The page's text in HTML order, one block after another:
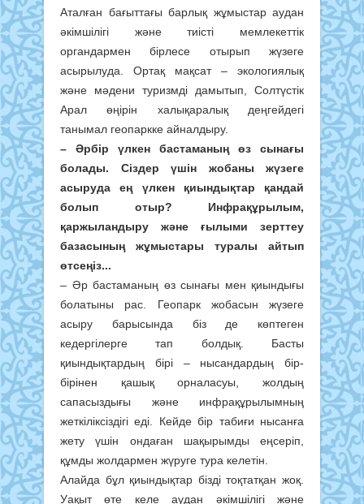
Аталған бағыттағы барлық жұмыстар аудан
әкімшілігі және тиісті мемлекеттік
органдармен бірлесе отырып жүзеге
асырылуда. Ортақ мақсат – экологиялық
және мәдени туризмді дамытып, Солтүстік
Арал өңірін халықаралық деңгейдегі
танымал геопаркке айналдыру.
– Әрбір үлкен бастаманың өз сынағы
болады. Сіздер үшін жобаны жүзеге
асыруда ең үлкен қиындықтар қандай
болып отыр? Инфрақұрылым,
қаржыландыру және ғылыми зерттеу
базасының жұмыстары туралы айтып
өтсеңіз...
– Әр бастаманың өз сынағы мен қиындығы
болатыны рас. Геопарк жобасын жүзеге
асыру барысында біз де көптеген
кедергілерге тап болдық. Басты
қиындықтардың бірі – нысандардың бір-
бірінен қашық орналасуы, жолдың
сапасыздығы және инфрақұрылымның
жеткіліксіздігі еді. Кейде бір табиғи нысанға
жету үшін ондаған шақырымды еңсеріп,
құмды жолдармен жүруге тура келетін.
Алайда бұл қиындықтар бізді тоқтатқан жоқ.
Уақыт өте келе аудан әкімшілігі және